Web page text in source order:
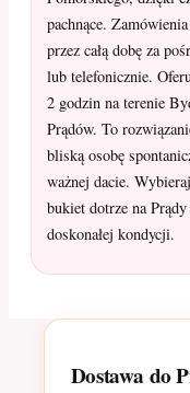
pachnące.
przez całą dobę za
lub telefonicznie.
2 godzin na terenie
Prądów. To
bliską osobę
ważnej dacie.
bukiet dotrze na
doskonałej kondycji.
Dostawa do